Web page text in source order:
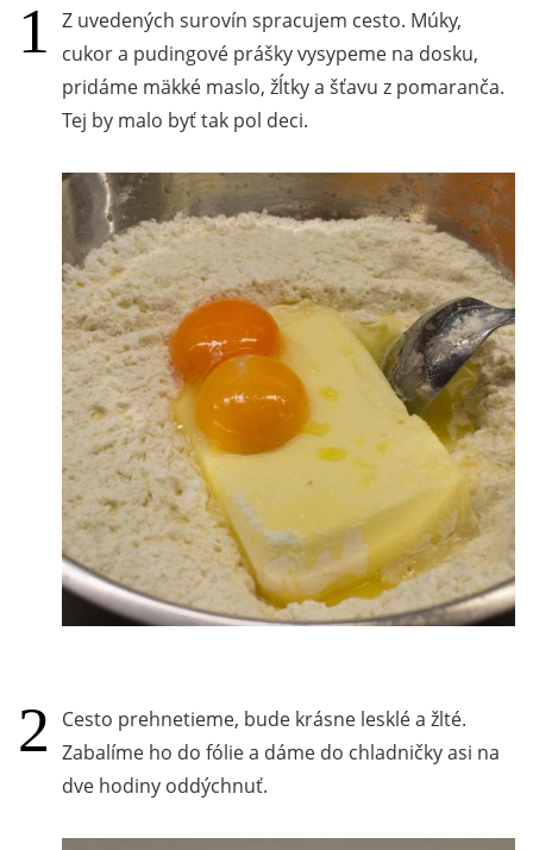
Z uvedených surovín spracujem cesto. Múky,
cukor a pudingové prášky vysypeme na dosku,
pridáme mäkké maslo, žĺtky a šťavu z pomaranča.
Tej by malo byť tak pol deci.
Cesto prehnetieme, bude krásne lesklé a žlté.
Zabalíme ho do fólie a dáme do chladničky asi na
dve hodiny oddýchnuť.